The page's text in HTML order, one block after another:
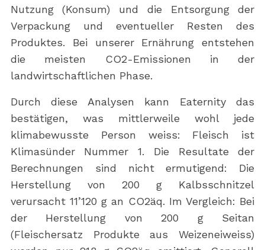
Nutzung (Konsum) und die Entsorgung der
Verpackung und eventueller Resten des
Produktes. Bei unserer Ernährung entstehen
die meisten CO2-Emissionen in der
landwirtschaftlichen Phase.
Durch diese Analysen kann Eaternity das
bestätigen, was mittlerweile wohl jede
klimabewusste Person weiss: Fleisch ist
Klimasünder Nummer 1. Die Resultate der
Berechnungen sind nicht ermutigend: Die
Herstellung von 200 g Kalbsschnitzel
verursacht 11’120 g an CO2äq. Im Vergleich: Bei
der Herstellung von 200 g Seitan
(Fleischersatz Produkte aus Weizeneiweiss)